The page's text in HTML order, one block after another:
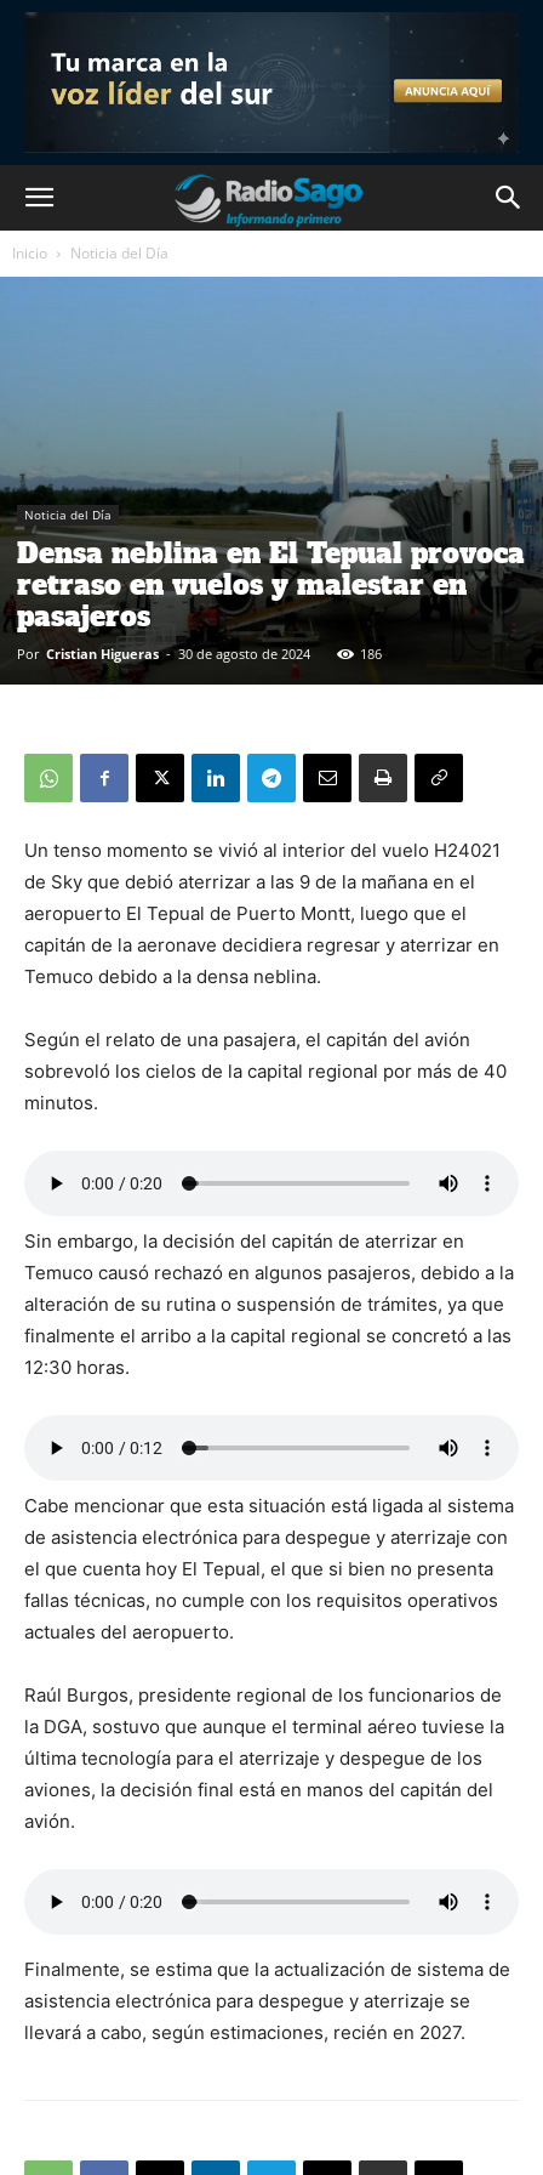
Inicio Noticia del Día
Noticia del Día
Densa neblina en El Tepual provoca
retraso en vuelos y malestar en
pasajeros
Por Cristian Higueras - 30 de agosto de 2024 186
Un tenso momento se vivió al interior del vuelo H24021
de Sky que debió aterrizar a las 9 de la mañana en el
aeropuerto El Tepual de Puerto Montt, luego que el
capitán de la aeronave decidiera regresar y aterrizar en
Temuco debido a la densa neblina.
Según el relato de una pasajera, el capitán del avión
sobrevoló los cielos de la capital regional por más de 40
minutos.
Sin embargo, la decisión del capitán de aterrizar en
Temuco causó rechazó en algunos pasajeros, debido a la
alteración de su rutina o suspensión de trámites, ya que
finalmente el arribo a la capital regional se concretó a las
12:30 horas.
Cabe mencionar que esta situación está ligada al sistema
de asistencia electrónica para despegue y aterrizaje con
el que cuenta hoy El Tepual, el que si bien no presenta
fallas técnicas, no cumple con los requisitos operativos
actuales del aeropuerto.
Raúl Burgos, presidente regional de los funcionarios de
la DGA, sostuvo que aunque el terminal aéreo tuviese la
última tecnología para el aterrizaje y despegue de los
aviones, la decisión final está en manos del capitán del
avión.
Finalmente, se estima que la actualización de sistema de
asistencia electrónica para despegue y aterrizaje se
llevará a cabo, según estimaciones, recién en 2027.